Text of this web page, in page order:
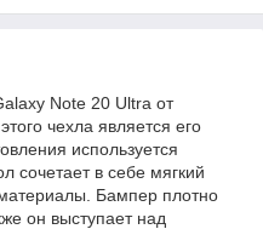
Note 20 Ultra от
чехла является его
используется
сочетает в себе мягкий
Бампер плотно
он выступает над